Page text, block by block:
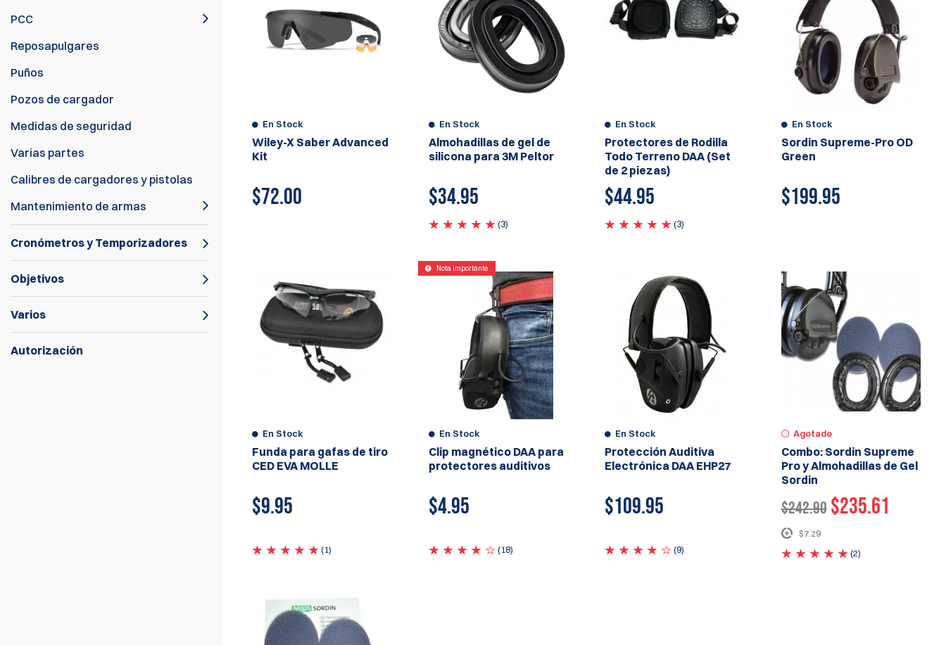
PCC
Reposapulgares
Puños
Pozos de cargador
Medidas de seguridad
Varias partes
Calibres de cargadores y pistolas
Mantenimiento de armas
Cronómetros y Temporizadores
Objetivos
Varios
Autorización
En Stock
Wiley-X Saber Advanced
Kit
$72.00
En Stock
Almohadillas de gel de
silicona para 3M Peltor
$34.95
(3)
En Stock
Protectores de Rodilla
Todo Terreno DAA (Set
de 2 piezas)
$44.95
(3)
En Stock
Sordin Supreme-Pro OD
Green
$199.95
En Stock
Funda para gafas de tiro
CED EVA MOLLE
$9.95
(1)
En Stock
Clip magnético DAA para
protectores auditivos
$4.95
(18)
Nota importante
En Stock
Protección Auditiva
Electrónica DAA EHP27
$109.95
(9)
Agotado
Combo: Sordin Supreme
Pro y Almohadillas de Gel
Sordin
$242.90 $235.61
$7.29
(2)